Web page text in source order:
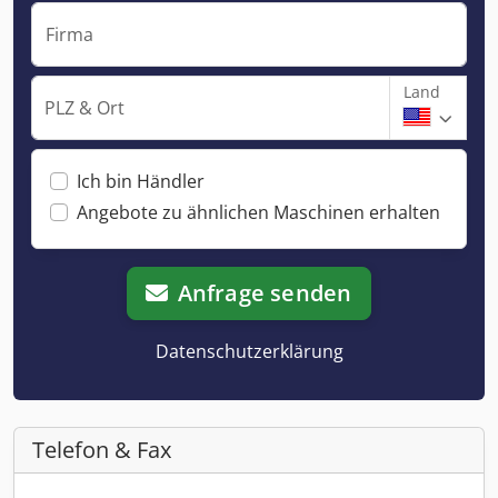
Firma
PLZ & Ort
Land
Ich bin Händler
Angebote zu ähnlichen Maschinen erhalten
Anfrage senden
Datenschutzerklärung
Telefon & Fax